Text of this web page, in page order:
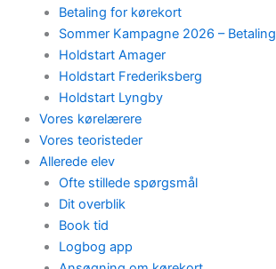
Betaling for kørekort
Sommer Kampagne 2026 – Betaling
Holdstart Amager
Holdstart Frederiksberg
Holdstart Lyngby
Vores kørelærere
Vores teoristeder
Allerede elev
Ofte stillede spørgsmål
Dit overblik
Book tid
Logbog app